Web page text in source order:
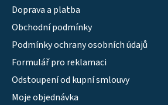
Doprava a platba
Obchodní podmínky
Podmínky ochrany osobních údajů
Formulář pro reklamaci
Odstoupení od kupní smlouvy
Moje objednávka